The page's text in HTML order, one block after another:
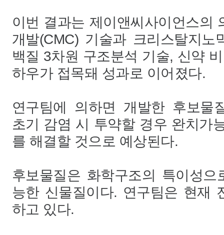
이번 결과는 제이앤씨사이언스의
개발(CMC) 기술과 크리스탈지노
백질 3차원 구조분석 기술, 신약
하우가 접목돼 성과로 이어졌다.
연구팀에 의하면 개발한 후보물
초기 감염 시 투약할 경우 완치가
를 해결할 것으로 예상된다.
후보물질은 화학구조의 특이성
능한 신물질이다. 연구팀은 현재
하고 있다.